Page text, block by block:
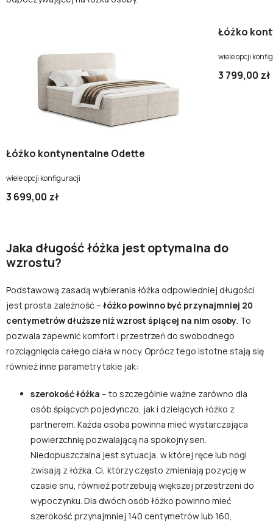
Łóżko kontynentalne Odette
wiele opcji konfiguracji
3 699,00 zł
Łóżko
wiele opcji
3 799,00 zł
Jaka długość łóżka jest optymalna do
wzrostu?
Podstawową zasadą wybierania łóżka odpowiedniej długości
jest prosta zależność – łóżko powinno być przynajmniej 20
centymetrów dłuższe niż wzrost śpiącej na nim osoby. To
pozwala zapewnić komfort i przestrzeń do swobodnego
rozciągnięcia całego ciała w nocy. Oprócz tego istotne stają się
również inne parametry takie jak:
szerokość łóżka – to szczególnie ważne zarówno dla
osób śpiących pojedynczo, jak i dzielących łóżko z
partnerem. Każda osoba powinna mieć wystarczająca
powierzchnię pozwalającą na spokojny sen.
Niedopuszczalna jest sytuacja, w której ręce lub nogi
zwisają z łóżka. Ci, którzy często zmieniają pozycję w
czasie snu, również potrzebują większej przestrzeni do
wypoczynku. Dla dwóch osób łóżko powinno mieć
szerokość przynajmniej 140 centymetrów lub 160,